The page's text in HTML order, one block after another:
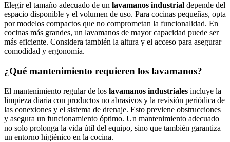
Elegir el tamaño adecuado de un lavamanos industrial depende del
espacio disponible y el volumen de uso. Para cocinas pequeñas, opta
por modelos compactos que no comprometan la funcionalidad. En
cocinas más grandes, un lavamanos de mayor capacidad puede ser
más eficiente. Considera también la altura y el acceso para asegurar
comodidad y ergonomía.
¿Qué mantenimiento requieren los lavamanos?
El mantenimiento regular de los lavamanos industriales incluye la
limpieza diaria con productos no abrasivos y la revisión periódica de
las conexiones y el sistema de drenaje. Esto previene obstrucciones
y asegura un funcionamiento óptimo. Un mantenimiento adecuado
no solo prolonga la vida útil del equipo, sino que también garantiza
un entorno higiénico en la cocina.